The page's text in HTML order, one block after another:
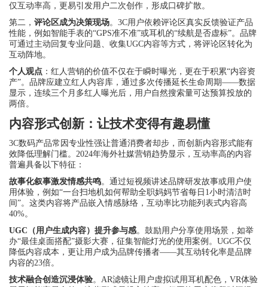
仅互动率高，更易引发用户二次创作，形成口碑扩散。
第二， 评论区成为决策现场。3C用户依赖评论区真实反馈验证产品
性能，例如智能手表的“GPS准不准”或耳机的“续航是否虚标”。品牌
可通过主动回复专业问题、收集UGC内容等方式，将评论区转化为
互动阵地。
个人观点 ：红人营销的价值不仅在于瞬时曝光，更在于积累“内容资
产”。品牌应建立红人内容库，通过多次传播延长生命周期——数据
显示，连续三个月多红人曝光后，用户自然搜索量可达预算投放的
两倍。
内容形式创新：让技术变得有趣易懂
3C数码产品常因专业性强让普通消费者却步，而创新内容形式能有
效降低理解门槛。2024年海外社媒营销趋势显示，互动率高的内容
普遍具备以下特征：
故事化叙事激发情感共鸣。通过短视频讲述品牌研发故事或用户使
用体验，例如“一台扫地机如何帮助全职妈妈节省每日1小时清洁时
间”。这类内容将产品嵌入情感脉络，互动率比功能列表式内容高
40%。
UGC（用户生成内容）提升参与感。鼓励用户分享使用场景，如举
办“最佳桌面搭配”摄影大赛，征集智能灯光的使用案例。UGC不仅
降低内容成本，更让用户成为品牌传播者——其互动转化率是品牌
内容的23倍。
技术融合创造沉浸体验。AR滤镜让用户虚拟试用耳机配色，VR体验